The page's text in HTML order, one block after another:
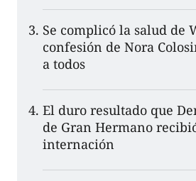
Se complicó la salud de
confesión de Nora
a todos
El duro resultado que
de Gran Hermano
internación